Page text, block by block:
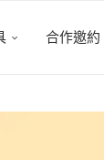
合作邀約